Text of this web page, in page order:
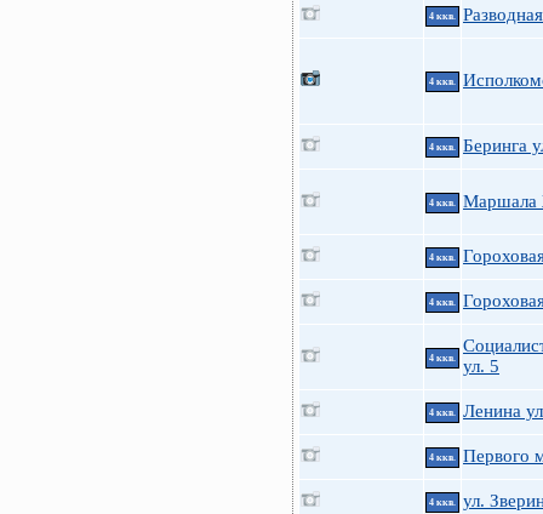
4 ккв.
4 ккв.
4 ккв. Беринга
4 ккв. Маршала
4 ккв.
4 ккв.
4 ккв.
ул. 5
4 ккв. Ленина
4 ккв. Первого
4 ккв. ул.